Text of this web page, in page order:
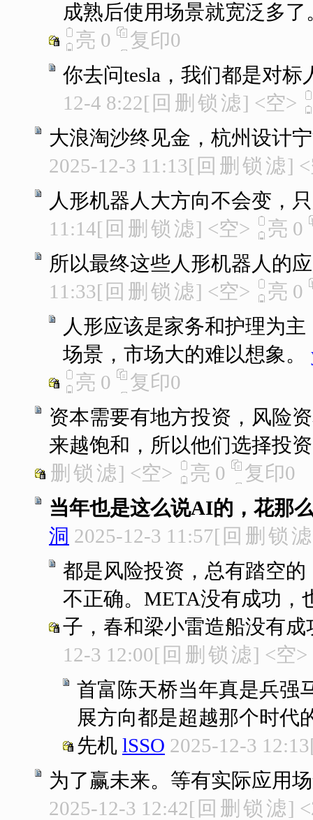
成熟后使用场景就宽泛多了
亮 0 复印0
你去问tesla，我们都是对
12-4 8:22[ 回 删 锁 滤] <空>
大浪淘沙终见金，杭州设计
2025-12-3 11:13[ 回 删 锁 滤]
人形机器人大方向不会变，
11:14[ 回 删 锁 滤] <空> 亮 0
所以最终这些人形机器人的
11:33[ 回 删 锁 滤] <空> 亮 0
人形应该是家务和护理为
场景，市场大的难以想象。
亮 0 复印0
资本需要有地方投资，风险
来越饱和，所以他们选择投
删 锁 滤] <空> 亮 0 复印0
当年也是这么说AI的，花那
洞 2025-12-3 11:57[ 回 删 锁 滤
都是风险投资，总有踏空
不正确。META没有成功，
子，春和梁小雷造船没有
12-3 12:00[ 回 删 锁 滤] <空>
首富陈天桥当年真是兵强
展方向都是超越那个时代
先机 lSSO 2025-12-3 12:13
为了赢未来。等有实际应用
2025-12-3 12:42[ 回 删 锁 滤]